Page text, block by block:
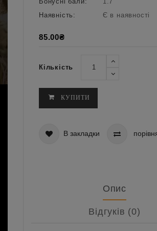
Наявність:
Є в наявності
85.00₴
Кількість
КУПИТИ
В закладки
Опис
Відгуків (0)